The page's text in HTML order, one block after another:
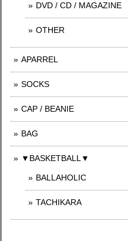
DVD / CD / MAGAZINE
OTHER
APARREL
SOCKS
CAP / BEANIE
BAG
▼BASKETBALL▼
BALLAHOLIC
TACHIKARA